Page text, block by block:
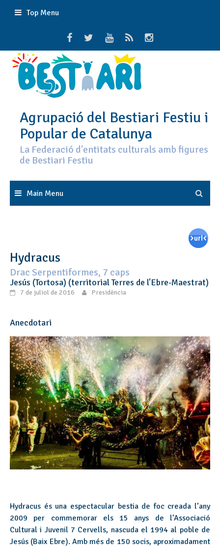
Top Menu
Agrupació del Bestiari Festiu i
Popular de Catalunya
La Federació d'entitats culturals amb figures
de Bestiari Festiu
Main Menu
Hydracus
Drac Serpentiformes, 7 caps
Jesús (Tortosa) (territorial Terres de l'Ebre-Maestrat)
7 de juliol de 2016 Presidència
Anecdotari
Hydracus és una espectacular bestia de foc creada l’any
2009 per commemorar els 15 anys de l’Associació
Cultural i Juvenil 7 Cervells, nascuda el 1994 al poble de
Jesús (Baix Ebre). Amb més de 150 socis, aproximadament